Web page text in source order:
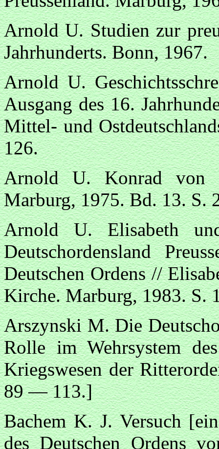
Arnold U. Studien zur
Jahrhunderts. Bonn, 1967.
Arnold U.
Ausgang des 16.
Mittel- und
126.
Arnold U. Konrad von
Marburg, 1975. Bd. 13. S.
Arnold U. Elisabeth
Deutschordensland
Deutschen Ordens //
Kirche. Marburg, 1983. S.
Arszynski M. Die
Rolle im Wehrsystem
Kriegswesen der
89 — 113.]
Bachem K. J. Versuch
des Deutschen Ordens